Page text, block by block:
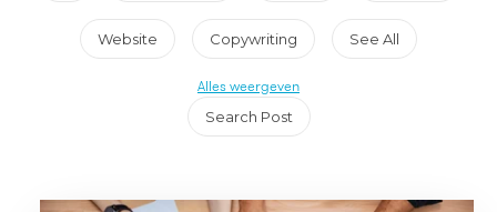
Website Copywriting See All
Alles weergeven
Search Post